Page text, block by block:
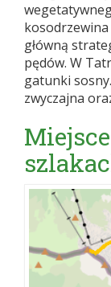
główną
pędów. W
gatunki
zwyczajna